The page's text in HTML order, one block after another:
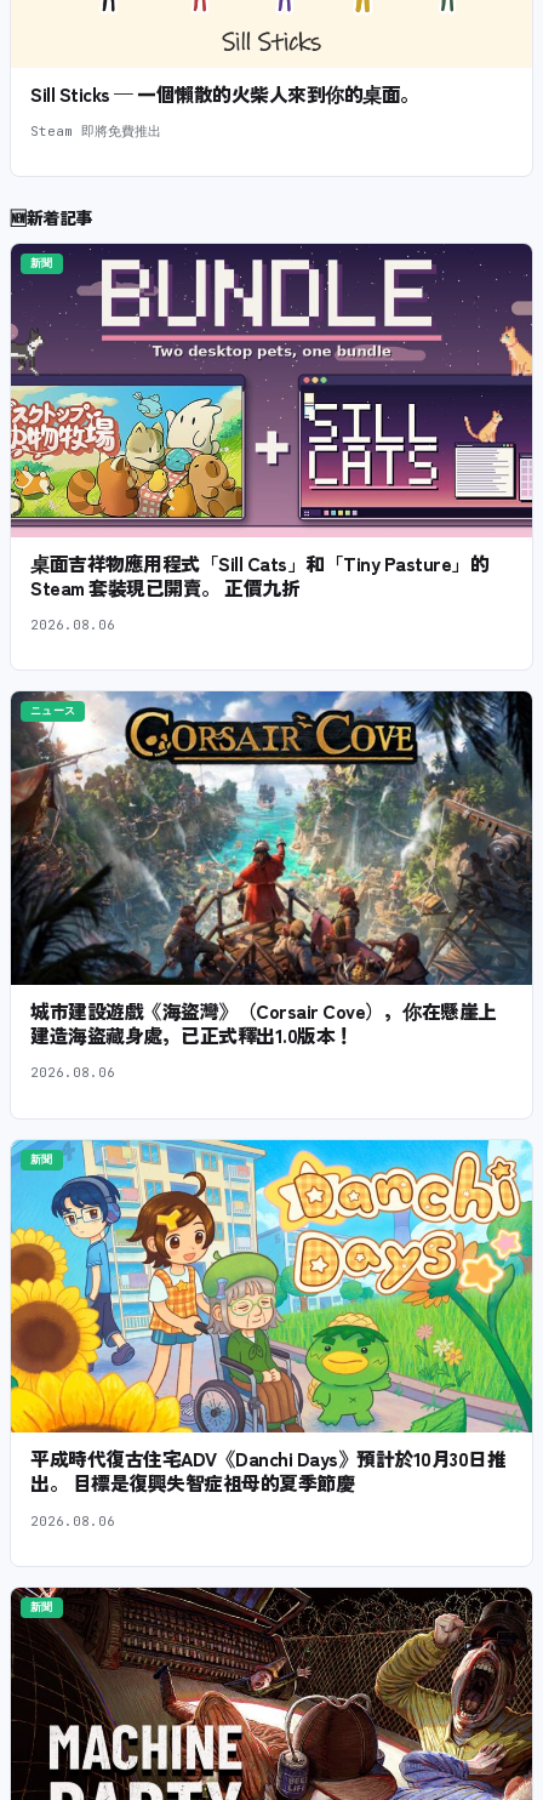
Sill Sticks — 一個懶散的火柴人來到你的桌面。
Steam 即將免費推出
🆕新着記事
新聞
桌面吉祥物應用程式「Sill Cats」和「Tiny Pasture」的
Steam 套裝現已開賣。 正價九折
2026.08.06
ニュース
城市建設遊戲《海盜灣》（Corsair Cove），你在懸崖上
建造海盜藏身處，已正式釋出1.0版本！
2026.08.06
新聞
平成時代復古住宅ADV《Danchi Days》預計於10月30日推
出。 目標是復興失智症祖母的夏季節慶
2026.08.06
新聞